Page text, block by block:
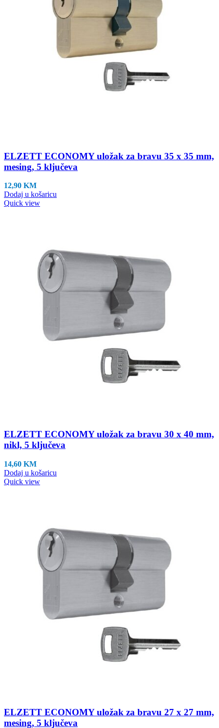
ELZETT ECONOMY uložak za bravu 35 x 35 mm,
mesing, 5 ključeva
12,90 KM
Dodaj u košaricu
Quick view
ELZETT ECONOMY uložak za bravu 30 x 40 mm,
nikl, 5 ključeva
14,60 KM
Dodaj u košaricu
Quick view
ELZETT ECONOMY uložak za bravu 27 x 27 mm,
mesing, 5 ključeva